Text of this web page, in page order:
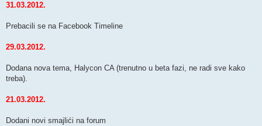
31.03.2012.
Prebacili se na Facebook Timeline
29.03.2012.
Dodana nova tema, Halycon CA (trenutno u beta fazi, ne radi sve kako
treba).
21.03.2012.
Dodani novi smajlići na forum